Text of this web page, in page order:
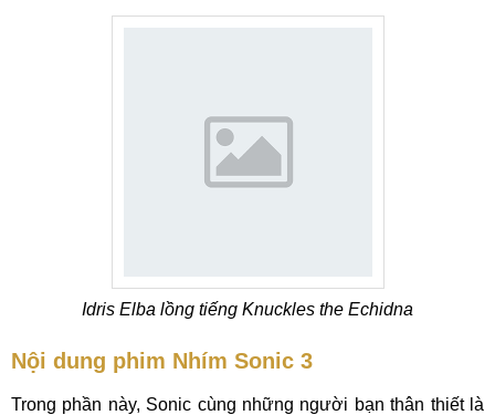
Idris Elba lồng tiếng Knuckles the Echidna
Nội dung phim Nhím Sonic 3
Trong phần này, Sonic cùng những người bạn thân thiết là